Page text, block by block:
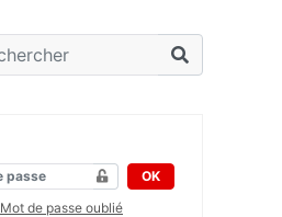
OK
Mot de passe oublié